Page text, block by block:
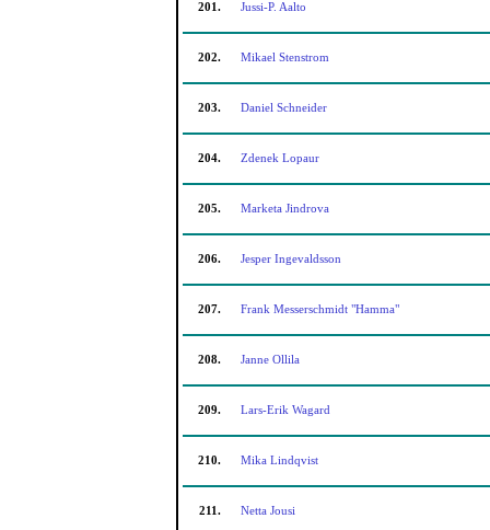
201. Jussi-P. Aalto
202. Mikael Stenstrom
203. Daniel Schneider
204. Zdenek Lopaur
205. Marketa Jindrova
206. Jesper Ingevaldsson
207. Frank Messerschmidt "Hamma"
208. Janne Ollila
209. Lars-Erik Wagard
210. Mika Lindqvist
211. Netta Jousi